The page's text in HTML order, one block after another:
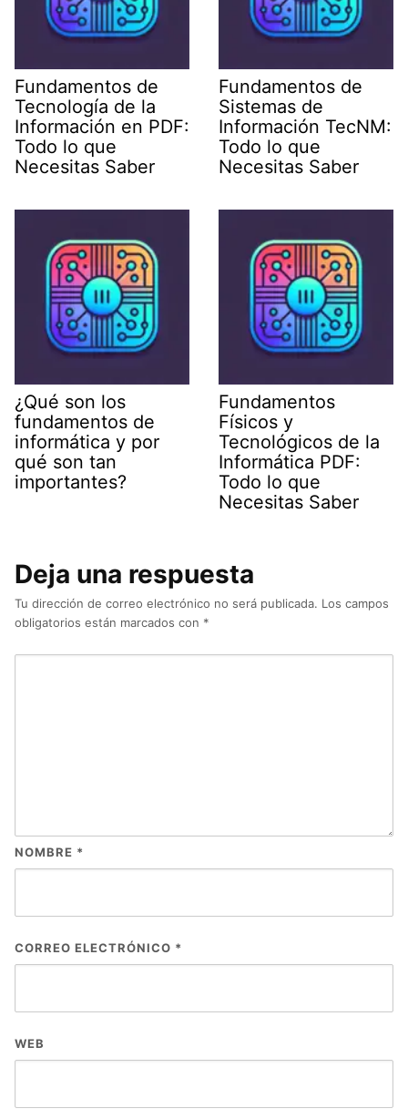
Fundamentos de
Tecnología de la
Información en PDF:
Todo lo que
Necesitas Saber
Fundamentos de
Sistemas de
Información TecNM:
Todo lo que
Necesitas Saber
¿Qué son los
fundamentos de
informática y por
qué son tan
importantes?
Fundamentos
Físicos y
Tecnológicos de la
Informática PDF:
Todo lo que
Necesitas Saber
Deja una respuesta
Tu dirección de correo electrónico no será publicada. Los campos
obligatorios están marcados con *
NOMBRE *
CORREO ELECTRÓNICO *
WEB